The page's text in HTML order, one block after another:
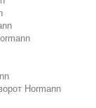
Hormann